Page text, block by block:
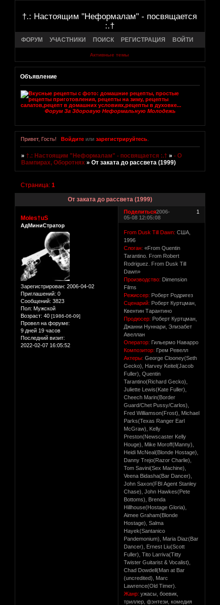
†.: Настоящим "Неформалам" - посвящается
:.†
ФОРУМ УЧАСТНИКИ ПОИСК РЕГИСТРАЦИЯ ВОЙТИ
Активные темы
Объявление
Форум За Здоровую Неформальную Молодежь
Привет, Гость! Войдитеили зарегистрируйтесь.
»†.: Настоящим "Неформалам" - посвящается :.† »- О
Вампирах, Оборотнях »От заката до рассвета (1999)
От заката до рассвета (1999)
Страница:1
Поделиться 1
2006-
05-08 12:05:08
Moles†uS
АдМиниСтратор
Зарегистрирован: 2006-04-02
Приглашений: 0
Сообщений: 3823
Пол: Мужской
Возраст: 40 [1986-06-09]
Провел на форуме:
9 дней 19 часов
Последний визит:
2022-02-07 16:05:52
From Dusk Till Dawn: США,
1996
Слоган: «From Quentin
Tarantino. From Robert
Rodriguez. From Dusk Till
Dawn»
Производство: Dimension
Films
Режисcер: Роберт Родригез
Сценарий: Роберт Куртцман,
Квентин Тарантино
Продюсер: Роберт Куртцман,
Джанни Нуннари, Элизабет
Авеллан
Оператор: Гильермо Наварро
Композитор: Грем Ревелл
Актеры: George Clooney(Seth
Gecko), Harvey Keitel(Jacob
Fuller), Quentin
Tarantino(Richard Gecko),
Juliette Lewis(Kate Fuller),
Cheech Marin(Border
Guard/Chet Pussy/Carlos),
Fred Williamson(Frost), Michael
Parks(Texas Ranger Earl
McGraw), Kelly
Preston(Newscaster Kelly
Houge), Mike Moroff(Manny),
Heidi McNeal(Blonde Hostage),
Danny Trejo(Razor Charlie),
Tom Savini(Sex Machine),
Veena Bidasha(Bar Dancer),
John Saxon(FBI Agent Stanley
Chase), John Hawkes(Pete
Bottoms), Brenda
Hillhouse(Hostage Gloria),
Aimee Graham(Blonde
Hostage), Salma
Hayek(Santanico
Pandemonium), Maria Diaz(Bar
Dancer), Ernest Liu(Scott
Fuller), Tito Larriva(Titty
Twister Guitarist & Vocalist),
Chad Dowdell(Man at Bar
(uncredited), Marc
Lawrence(Old Timer).
Жанр: ужасы, боевик,
триллер, фэнтези, комедия